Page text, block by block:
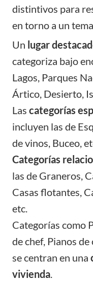
distintivos para
en torno a un
Un lugar
categoriza bajo
Lagos, Parques
Ártico, Desierto,
Las categorías
incluyen las de
de vinos, Buceo,
Categorías
las de Graneros,
Casas flotantes,
etc.
Categorías como
de chef, Pianos
se centran en una
vivienda.